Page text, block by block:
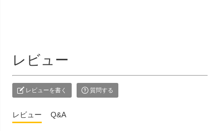
レビュー
レビューを書く 質問する
レビュー Q&A